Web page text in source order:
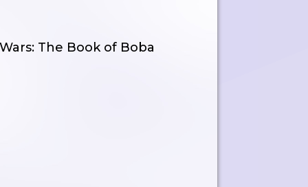
The Book of Boba